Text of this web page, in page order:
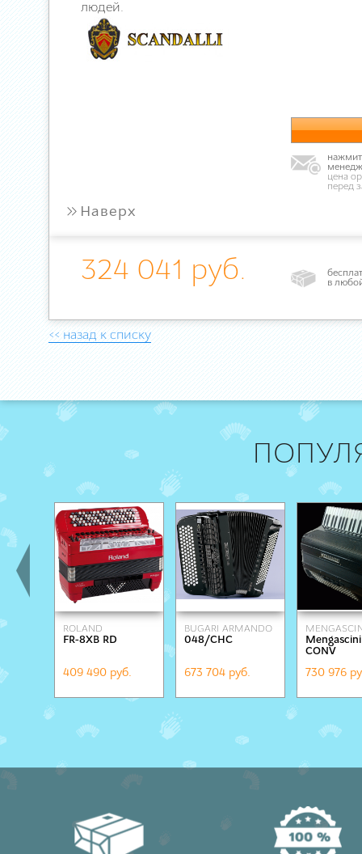
людей.
цена
перед
» Наверх
324 041 руб.
в
<< назад к списку
ROLAND
FR-8XB RD
409 490 руб.
BUGARI ARMANDO
048/CHC
673 704 руб.
CONV
730 976